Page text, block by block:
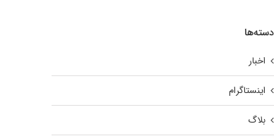
دسته‌ها
اخبار
اینستاگرام
بلاگ